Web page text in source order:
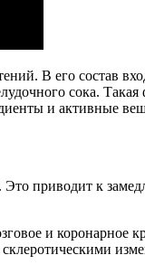
В его состав
сока.
и активные
приводит к
и коронарное